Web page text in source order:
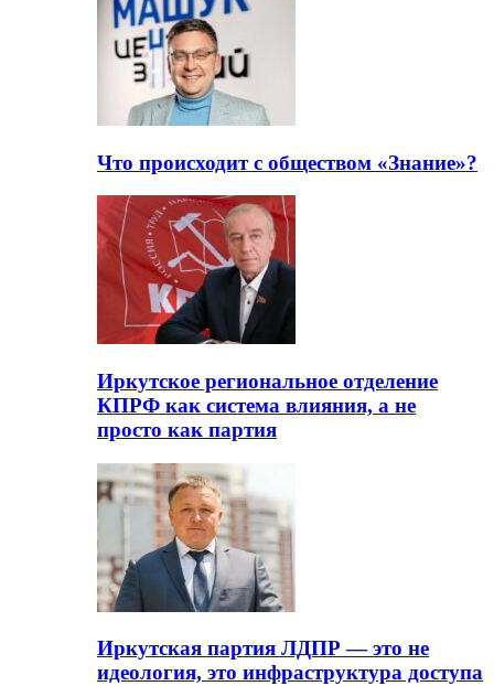
Что происходит с обществом «Знание»?
Иркутское региональное отделение
КПРФ как система влияния, а не
просто как партия
Иркутская партия ЛДПР — это не
идеология, это инфраструктура доступа